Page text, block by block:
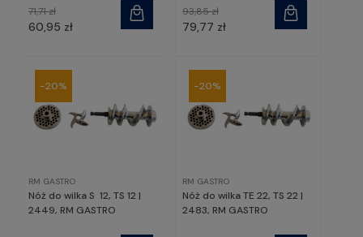
60,95 zł
71,71 zł
79,77 zł
93,85 zł
RM GASTRO
Nóż do wilka S 12, TS 12 |
2449, RM GASTRO
-20%
RM GASTRO
Nóż do wilka TE 22, TS 22 |
2483, RM GASTRO
-20%